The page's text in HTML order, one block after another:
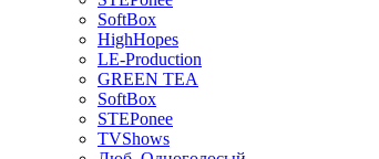
SoftBox
HighHopes
LE-Production
GREEN TEA
SoftBox
STEPonee
TVShows